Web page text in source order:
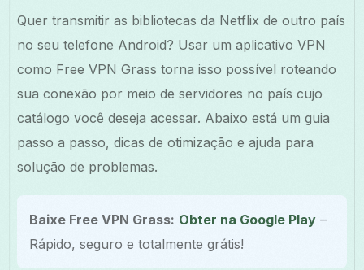
Quer transmitir as bibliotecas da Netflix de outro país
no seu telefone Android? Usar um aplicativo VPN
como Free VPN Grass torna isso possível roteando
sua conexão por meio de servidores no país cujo
catálogo você deseja acessar. Abaixo está um guia
passo a passo, dicas de otimização e ajuda para
solução de problemas.
Baixe Free VPN Grass: Obter na Google Play –
Rápido, seguro e totalmente grátis!